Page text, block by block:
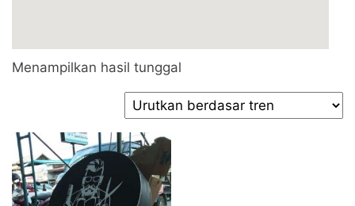
Menampilkan hasil tunggal